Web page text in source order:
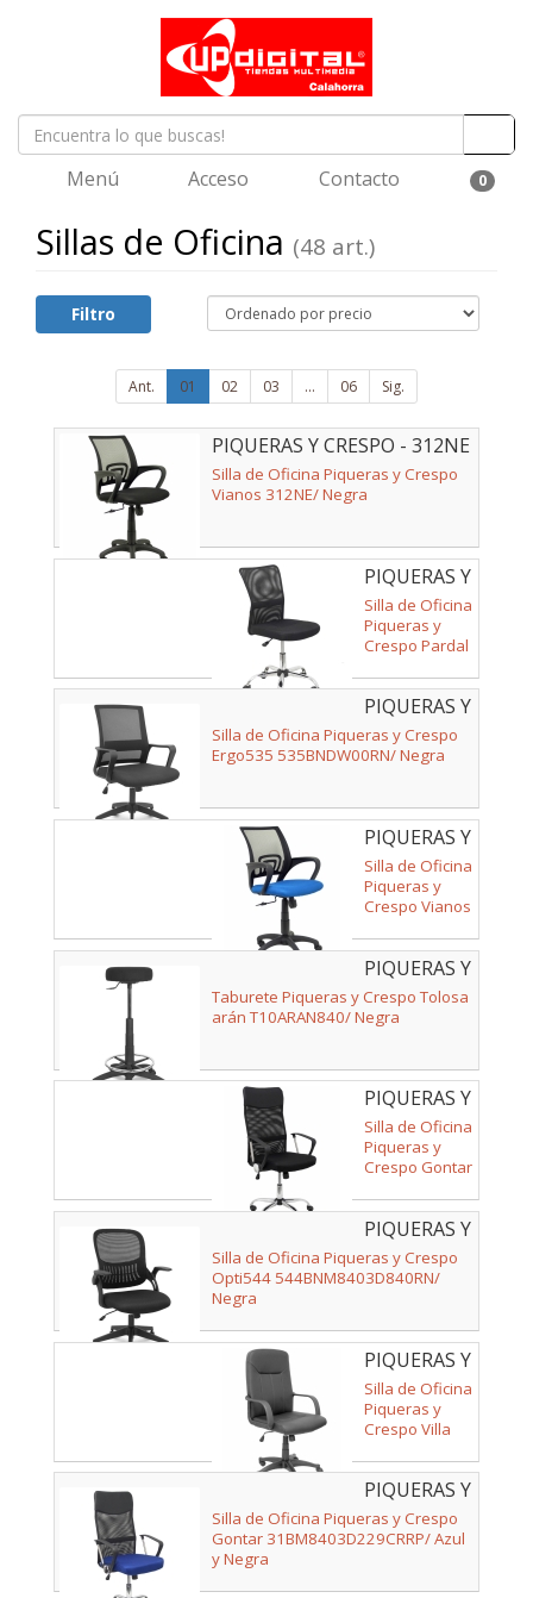
Menú Acceso Contacto 0
Sillas de Oficina (48 art.)
Filtro
Ant. 01 02 03 ... 06 Sig.
PIQUERAS Y CRESPO - 312NE
Silla de Oficina Piqueras y Crespo
Vianos 312NE/ Negra
PIQUERAS Y
CRESPO -
Silla de Oficina
Piqueras y
Crespo Pardal
Negra
PIQUERAS Y
CRESPO -
535BNDW00RN
Silla de Oficina Piqueras y Crespo
Ergo535 535BNDW00RN/ Negra
PIQUERAS Y
CRESPO -
312AZ
Silla de Oficina
Piqueras y
Crespo Vianos
PIQUERAS Y
CRESPO -
T10ARAN840
Taburete Piqueras y Crespo Tolosa
arán T10ARAN840/ Negra
PIQUERAS Y
CRESPO -
31DBNE
Silla de Oficina
Piqueras y
Crespo Gontar
Negra
PIQUERAS Y
CRESPO -
Silla de Oficina Piqueras y Crespo
Opti544 544BNM8403D840RN/
Negra
PIQUERAS Y
CRESPO -
261SPNE
Silla de Oficina
Piqueras y
Crespo Villa
Negra
PIQUERAS Y
CRESPO -
Silla de Oficina Piqueras y Crespo
Gontar 31BM8403D229CRRP/ Azul
y Negra